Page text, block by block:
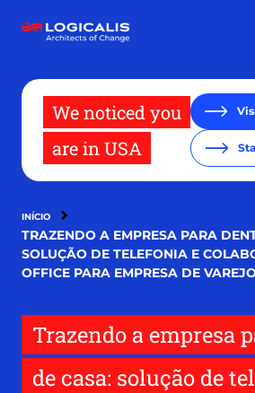
para
We noticed you
are in USA
INÍCIO
TRAZENDO A EMPRESA PARA
SOLUÇÃO DE TELEFONIA E
OFFICE PARA EMPRESA DE
Trazendo a empresa
de casa: solução de